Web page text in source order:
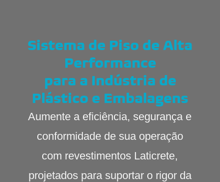
Sistema de Piso de Alta
Performance
para a Indústria de
Plástico e Embalagens
Aumente a eficiência, segurança e
conformidade de sua operação
com revestimentos Laticrete,
projetados para suportar o rigor da